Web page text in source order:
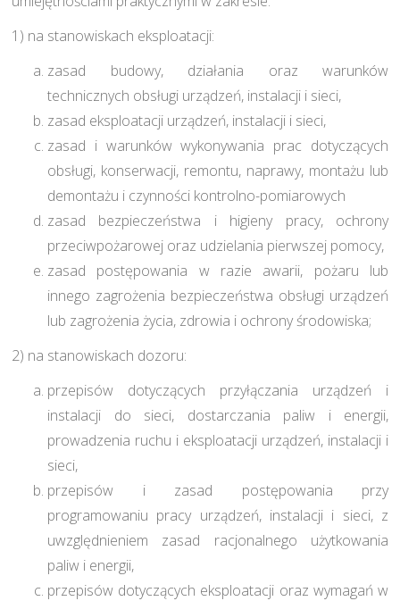
1) na stanowiskach eksploatacji:
zasad budowy, działania oraz warunków
technicznych obsługi urządzeń, instalacji i sieci,
zasad eksploatacji urządzeń, instalacji i sieci,
zasad i warunków wykonywania prac dotyczących
obsługi, konserwacji, remontu, naprawy, montażu lub
demontażu i czynności kontrolno-pomiarowych
zasad bezpieczeństwa i higieny pracy, ochrony
przeciwpożarowej oraz udzielania pierwszej pomocy,
zasad postępowania w razie awarii, pożaru lub
innego zagrożenia bezpieczeństwa obsługi urządzeń
lub zagrożenia życia, zdrowia i ochrony środowiska;
2) na stanowiskach dozoru:
przepisów dotyczących przyłączania urządzeń i
instalacji do sieci, dostarczania paliw i energii,
prowadzenia ruchu i eksploatacji urządzeń, instalacji i
sieci,
przepisów i zasad postępowania przy
programowaniu pracy urządzeń, instalacji i sieci, z
uwzględnieniem zasad racjonalnego użytkowania
paliw i energii,
przepisów dotyczących eksploatacji oraz wymagań w